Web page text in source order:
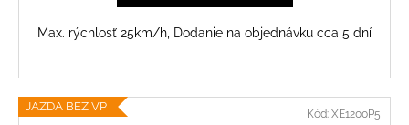
Max. rýchlosť 25km/h, Dodanie na objednávku cca 5 dní
JAZDA BEZ VP
Kód: XE1200P5